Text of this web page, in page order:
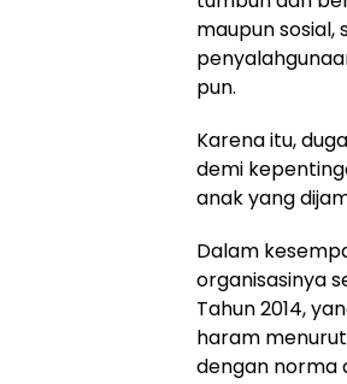
maupun
pun.
Karena itu,
demi
anak yang
Dalam
organisasinya
Tahun 2014,
haram
dengan norma